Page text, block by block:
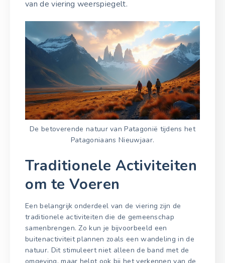
van de viering weerspiegelt.
De betoverende natuur van Patagonië tijdens het
Patagoniaans Nieuwjaar.
Traditionele Activiteiten
om te Voeren
Een belangrijk onderdeel van de viering zijn de
traditionele activiteiten die de gemeenschap
samenbrengen. Zo kun je bijvoorbeeld een
buitenactiviteit plannen zoals een wandeling in de
natuur. Dit stimuleert niet alleen de band met de